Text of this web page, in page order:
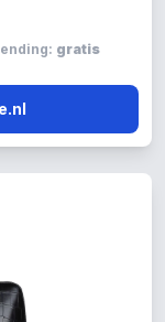
gratis